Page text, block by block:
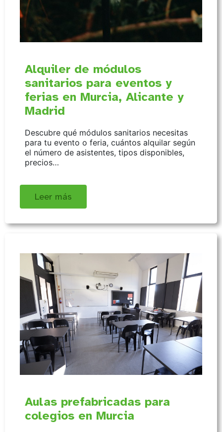
Alquiler de módulos
sanitarios para eventos y
ferias en Murcia, Alicante y
Madrid
Descubre qué módulos sanitarios necesitas
para tu evento o feria, cuántos alquilar según
el número de asistentes, tipos disponibles,
precios…
Leer más
Aulas prefabricadas para
colegios en Murcia